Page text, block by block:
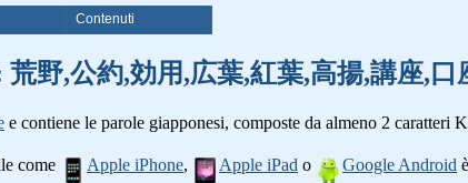
Contenuti
野,公約,効用,広葉,紅葉,高揚,講座,口
e contiene le parole giapponesi, composte da almeno 2 caratteri
come Apple iPhone, Apple iPad o Google Android